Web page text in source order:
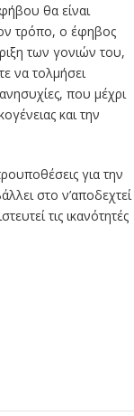
θα είναι
τρόπο, ο έφηβος
των γονιών του,
να τολμήσει
που μέχρι
και την
για την
στο ν’αποδεχτεί
τις ικανότητές